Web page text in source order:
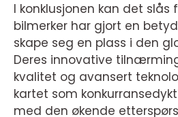
I konklusjonen kan det slås
bilmerker har gjort en
skape seg en plass i den
Deres innovative
kvalitet og avansert
kartet som
med den økende